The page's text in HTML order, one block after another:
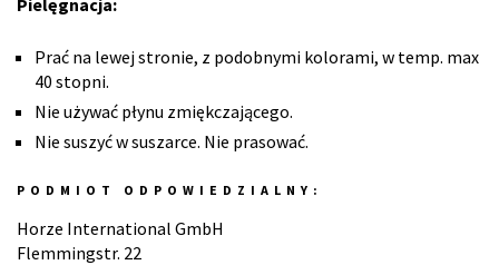
Pielęgnacja:
Prać na lewej stronie, z podobnymi kolorami, w temp. max
40 stopni.
Nie używać płynu zmiękczającego.
Nie suszyć w suszarce. Nie prasować.
PODMIOT ODPOWIEDZIALNY:
Horze International GmbH
Flemmingstr. 22